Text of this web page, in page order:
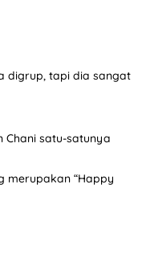
digrup, tapi dia sangat
Chani satu-satunya
merupakan “Happy